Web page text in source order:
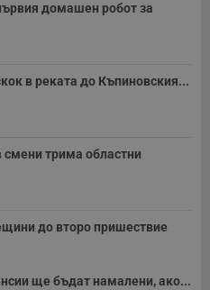
домашен робот за
в реката до Къпиновския...
трима областни
до второ пришествие
ще бъдат намалени, ако...